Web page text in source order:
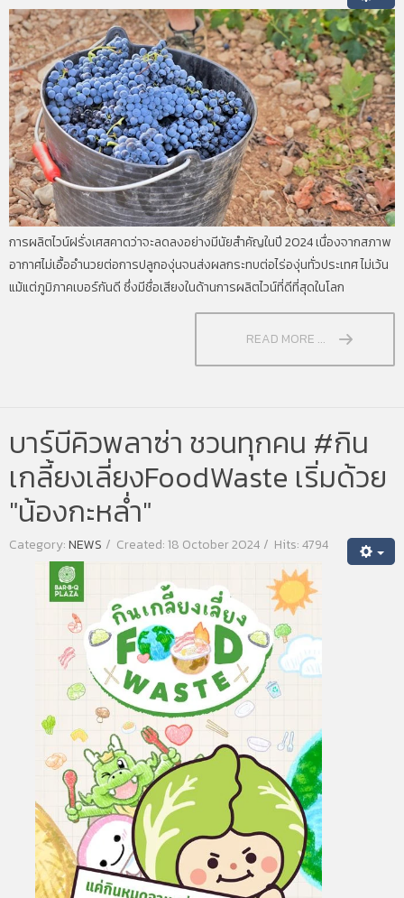
การผลิตไวน์ฝรั่งเศสคาดว่าจะลดลงอย่างมีนัยสำคัญในปี 2024 เนื่องจากสภาพ
อากาศไม่เอื้ออำนวยต่อการปลูกองุ่นจนส่งผลกระทบต่อไร่องุ่นทั่วประเทศ ไม่เว้น
แม้แต่ภูมิภาคเบอร์กันดี ซึ่งมีชื่อเสียงในด้านการผลิตไวน์ที่ดีที่สุดในโลก
READ MORE ...
บาร์บีคิวพลาซ่า ชวนทุกคน #กิน
เกลี้ยงเลี่ยงFoodWaste เริ่มด้วย
"น้องกะหล่ำ"
Category:NEWS Created: 18 October 2024 Hits: 4794